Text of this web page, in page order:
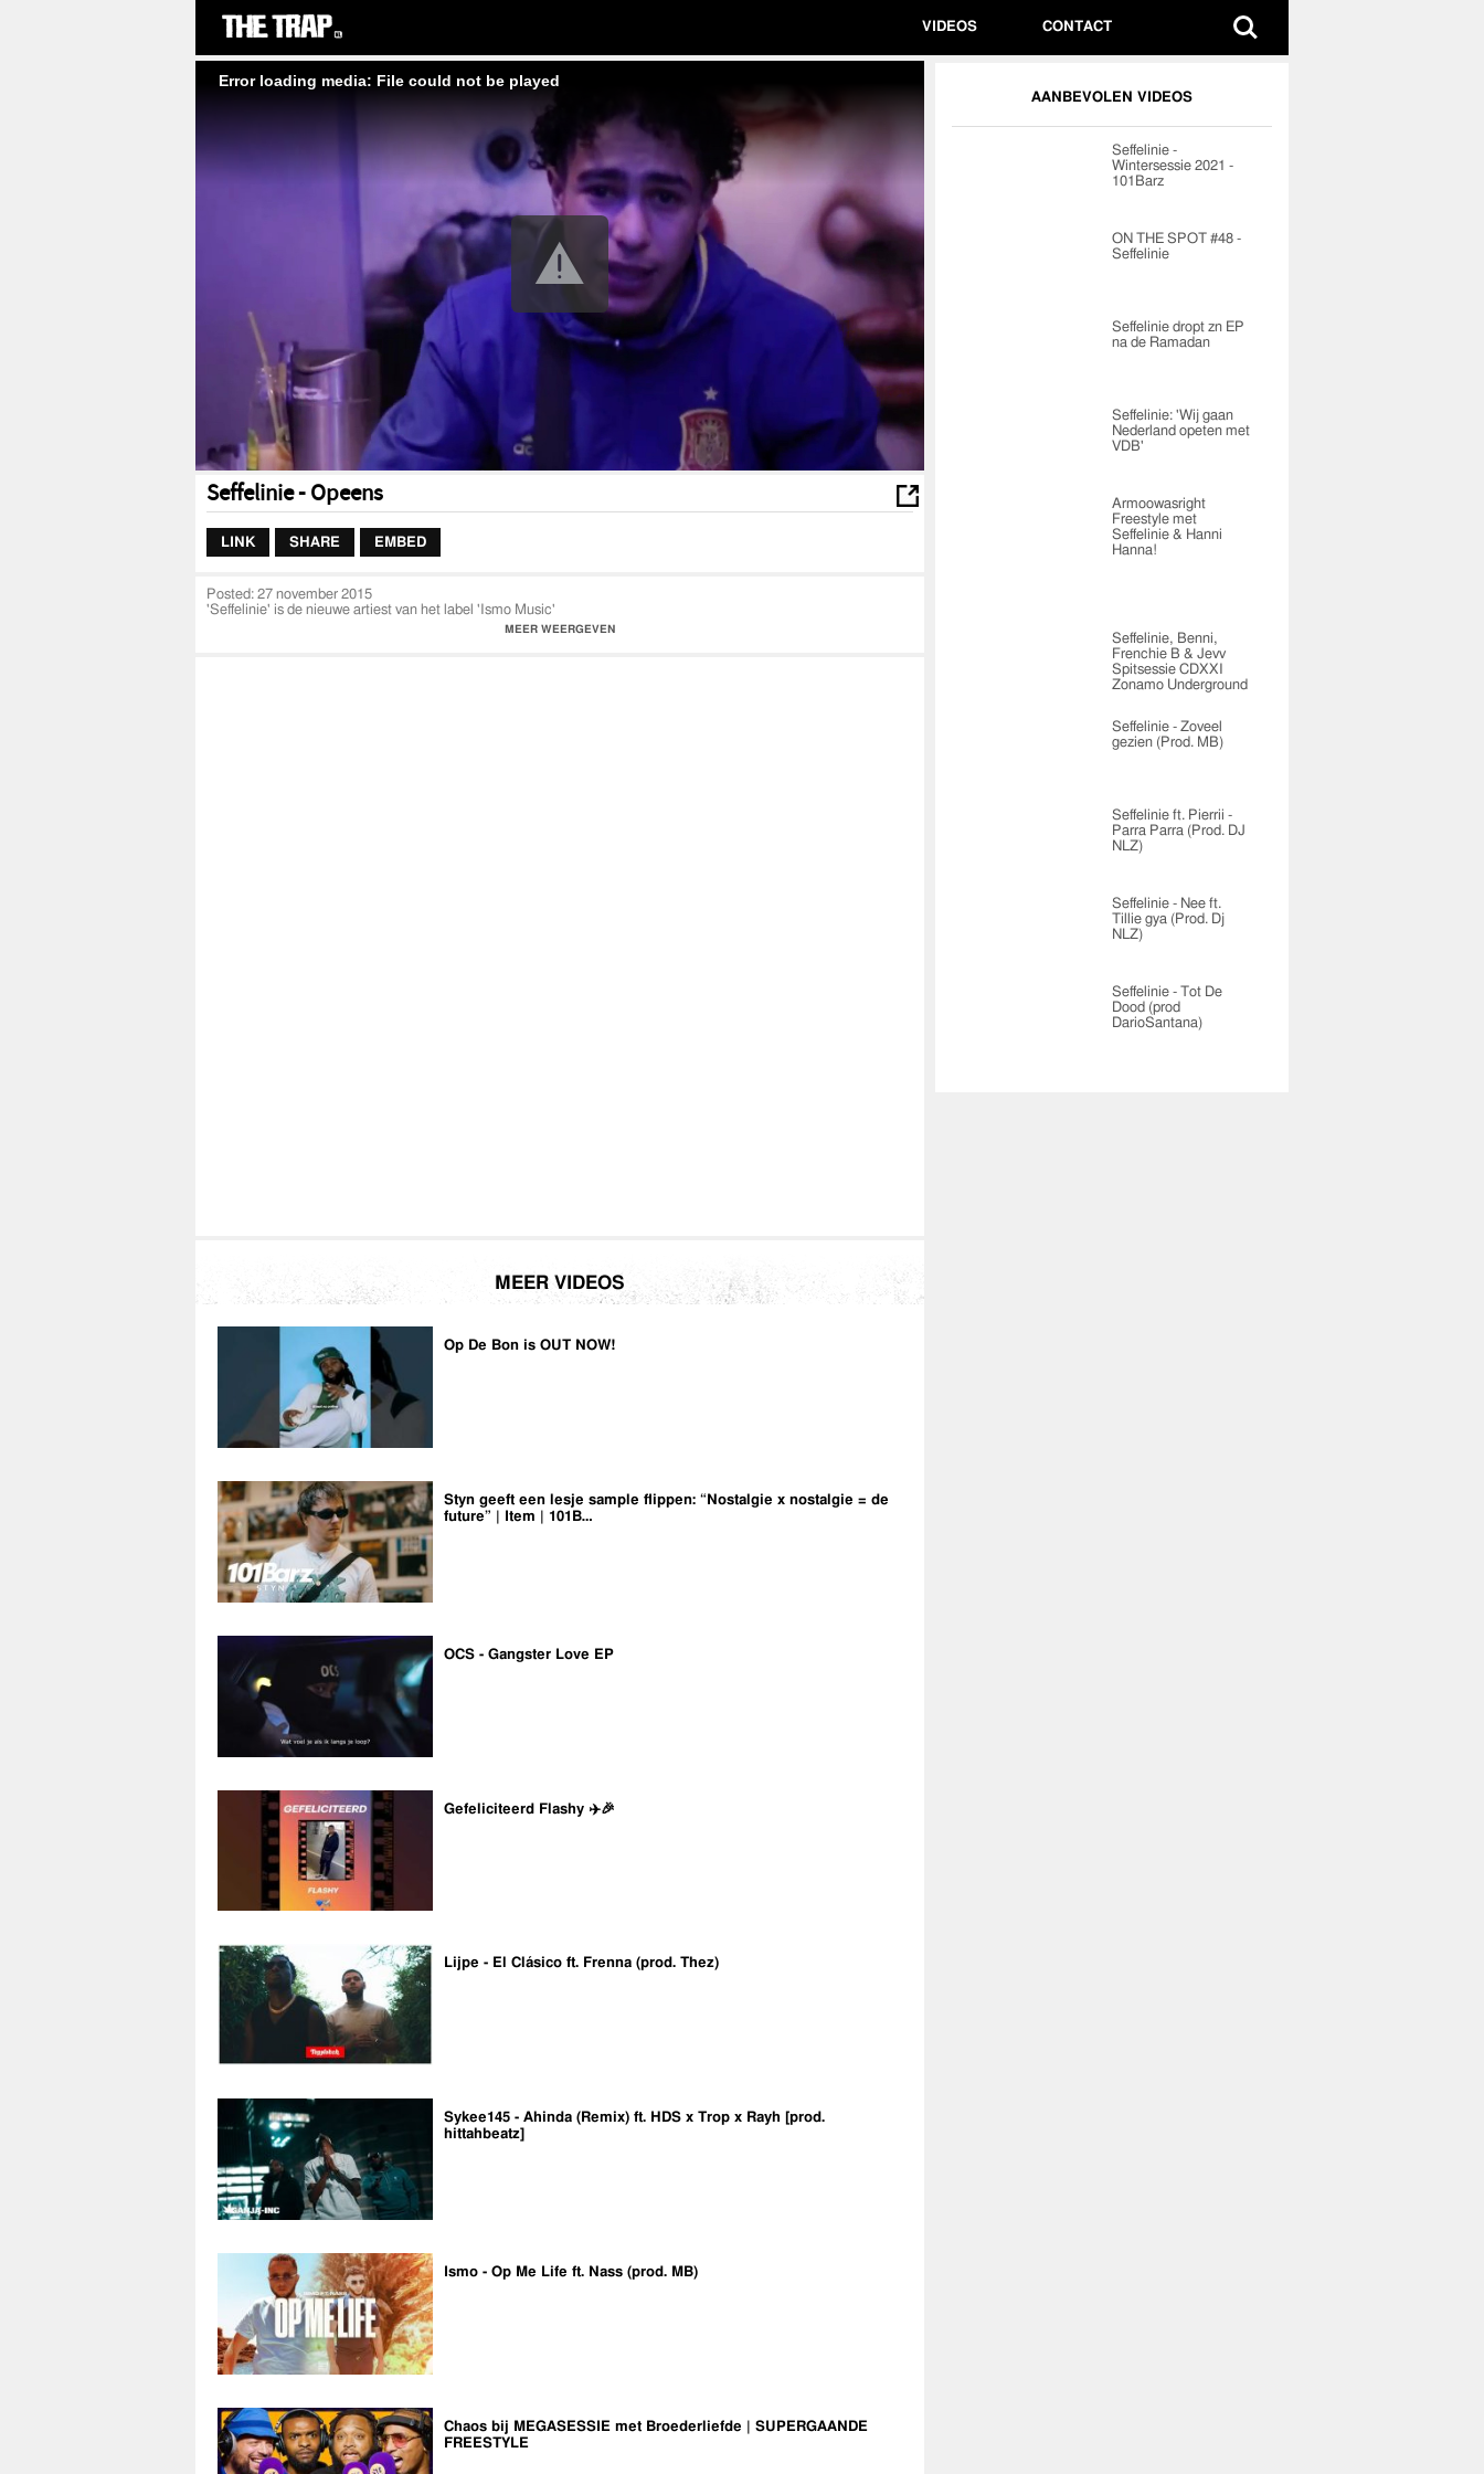
VIDEOS CONTACT
Error loading media: File could not be played
AANBEVOLEN VIDEOS
Seffelinie -
Wintersessie 2021 -
101Barz
ON THE SPOT #48 -
Seffelinie
Seffelinie dropt zn EP
na de Ramadan
Seffelinie: 'Wij gaan
Nederland opeten met
VDB'
Armoowasright
Freestyle met
Seffelinie & Hanni
Hanna!
Seffelinie, Benni,
Frenchie B & Jevv
Spitsessie CDXXI
Zonamo Underground
Seffelinie - Zoveel
gezien (Prod. MB)
Seffelinie ft. Pierrii -
Parra Parra (Prod. DJ
NLZ)
Seffelinie - Nee ft.
Tillie gya (Prod. Dj
NLZ)
Seffelinie - Tot De
Dood (prod
DarioSantana)
Seffelinie - Opeens
LINK SHARE EMBED
Posted: 27 november 2015
'Seffelinie' is de nieuwe artiest van het label 'Ismo Music'
MEER WEERGEVEN
MEER VIDEOS
Op De Bon is OUT NOW!
Styn geeft een lesje sample flippen: “Nostalgie x nostalgie = de
future” | Item | 101B…
OCS - Gangster Love EP
Gefeliciteerd Flashy ✈️🎉
Lijpe - El Clásico ft. Frenna (prod. Thez)
Sykee145 - Ahinda (Remix) ft. HDS x Trop x Rayh [prod.
hittahbeatz]
Ismo - Op Me Life ft. Nass (prod. MB)
Chaos bij MEGASESSIE met Broederliefde | SUPERGAANDE
FREESTYLE